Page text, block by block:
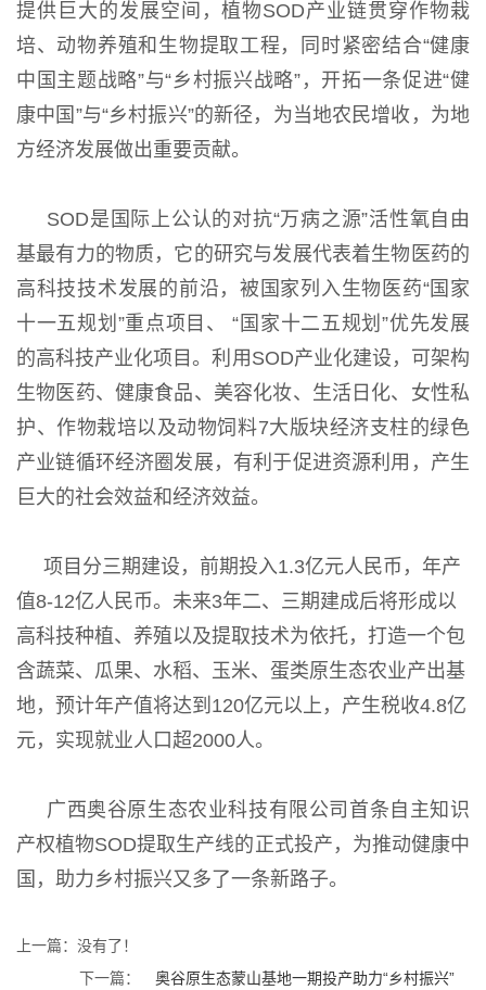
提供巨大的发展空间，植物SOD产业链贯穿作物栽
培、动物养殖和生物提取工程，同时紧密结合“健康
中国主题战略”与“乡村振兴战略”，开拓一条促进“健
康中国”与“乡村振兴”的新径，为当地农民增收，为地
方经济发展做出重要贡献。
SOD是国际上公认的对抗“万病之源”活性氧自由
基最有力的物质，它的研究与发展代表着生物医药的
高科技技术发展的前沿，被国家列入生物医药“国家
十一五规划”重点项目、 “国家十二五规划”优先发展
的高科技产业化项目。利用SOD产业化建设，可架构
生物医药、健康食品、美容化妆、生活日化、女性私
护、作物栽培以及动物饲料7大版块经济支柱的绿色
产业链循环经济圈发展，有利于促进资源利用，产生
巨大的社会效益和经济效益。
项目分三期建设，前期投入1.3亿元人民币，年产
值8-12亿人民币。未来3年二、三期建成后将形成以
高科技种植、养殖以及提取技术为依托，打造一个包
含蔬菜、瓜果、水稻、玉米、蛋类原生态农业产出基
地，预计年产值将达到120亿元以上，产生税收4.8亿
元，实现就业人口超2000人。
广西奥谷原生态农业科技有限公司首条自主知识
产权植物SOD提取生产线的正式投产，为推动健康中
国，助力乡村振兴又多了一条新路子。
上一篇：没有了！
下一篇：
奥谷原生态蒙山基地一期投产助力“乡村振兴”